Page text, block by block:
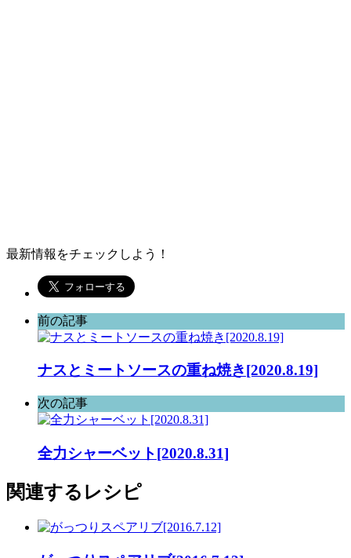
最新情報をチェックしよう！
前の記事
ナスとミートソースの重ね焼き[2020.8.19]
次の記事
全力シャーベット[2020.8.31]
関連するレシピ